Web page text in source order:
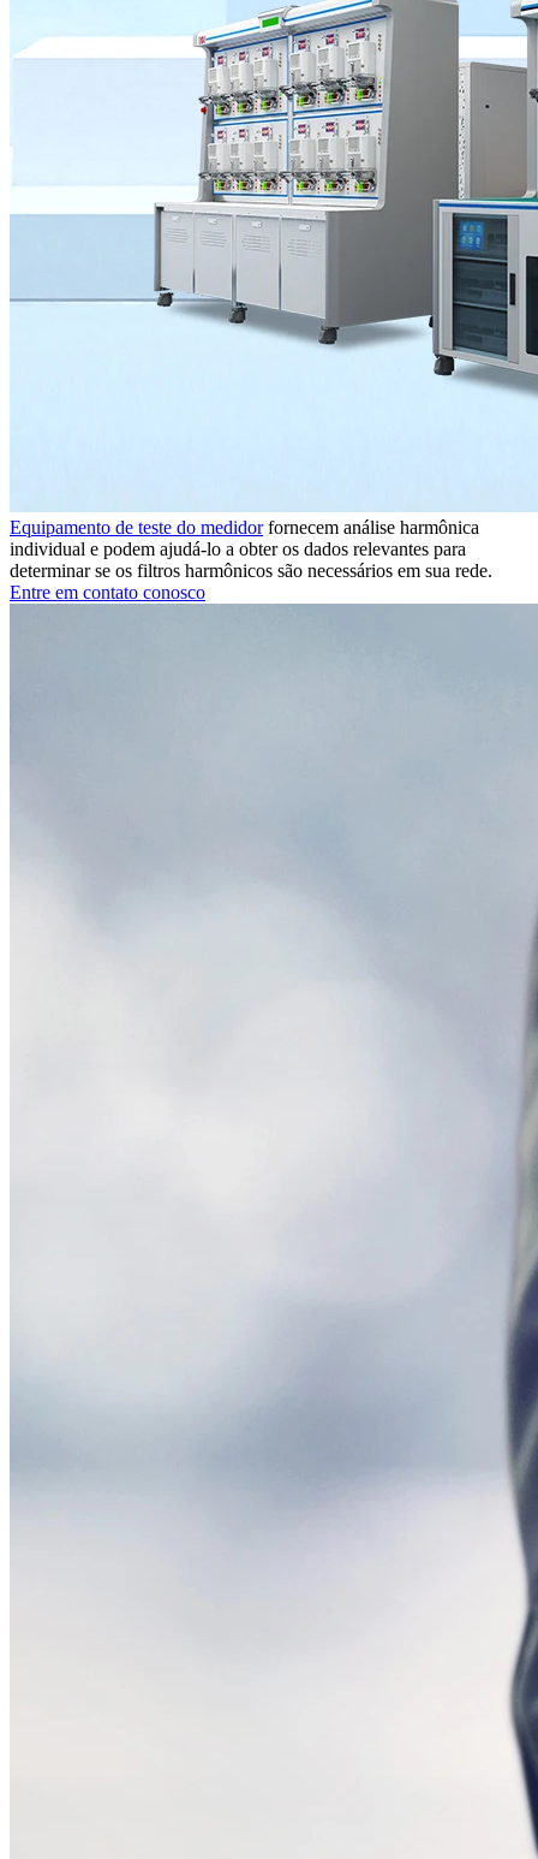
Equipamento de teste do medidorfornecem análise harmônica
individual e podem ajudá-lo a obter os dados relevantes para
determinar se os filtros harmônicos são necessários em sua rede.
Entre em contato conosco